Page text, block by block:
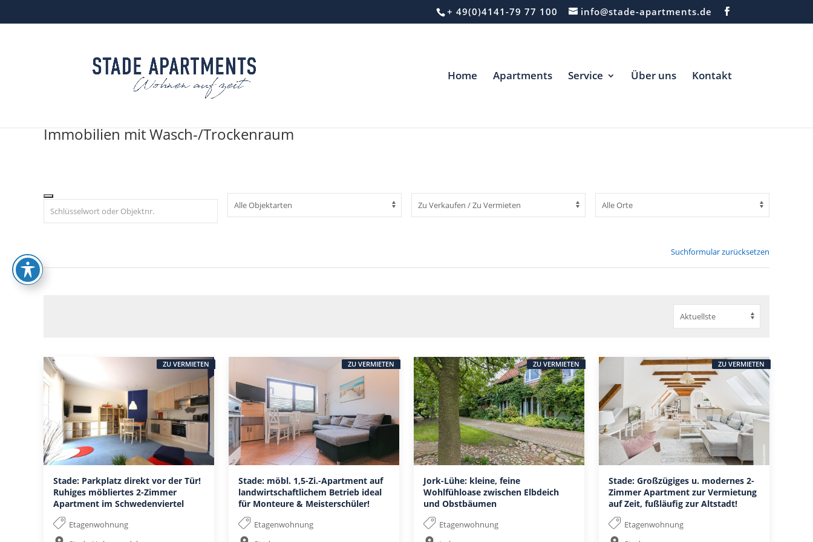
+ 49(0)4141-79 77 100 info@stade-apartments.de
Home Apartments Service Über uns Kontakt
Immobilien mit Wasch-/Trockenraum
Suchformular zurücksetzen
Stade: Parkplatz direkt vor der Tür!
Ruhiges möbliertes 2-Zimmer
Apartment im Schwedenviertel
Etagenwohnung
ZU VERMIETEN
Stade: möbl. 1,5-Zi.-Apartment auf
landwirtschaftlichem Betrieb ideal
für Monteure & Meisterschüler!
Etagenwohnung
ZU VERMIETEN
Jork-Lühe: kleine, feine
Wohlfühloase zwischen Elbdeich
und Obstbäumen
Etagenwohnung
ZU VERMIETEN
Stade: Großzügiges u. modernes 2-
Zimmer Apartment zur Vermietung
auf Zeit, fußläufig zur Altstadt!
Etagenwohnung
ZU VERMIETEN